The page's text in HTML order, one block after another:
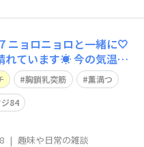
ョロニョロと一緒に🤍
れています☀️ 今の気温は
は、
伸ばしましょう。 胸の
胸鎖乳突筋
薫満つ
84
| 趣味や日常の雑談